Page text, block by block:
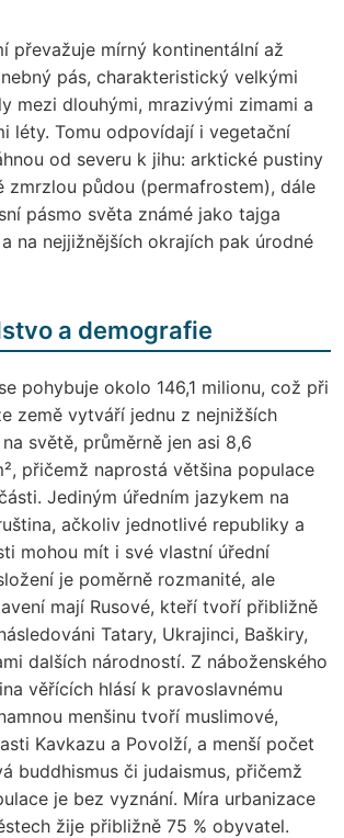
převažuje mírný kontinentální až
pás, charakteristický velkými
mezi dlouhými, mrazivými zimami a
léty. Tomu odpovídají i vegetační
od severu k jihu: arktické pustiny
zmrzlou půdou (permafrostem), dále
pásmo světa známé jako tajga
na nejjižnějších okrajích pak úrodné
a demografie
pohybuje okolo 146,1 milionu, což při
země vytváří jednu z nejnižších
světě, průměrně jen asi 8,6
přičemž naprostá většina populace
Jediným úředním jazykem na
ačkoliv jednotlivé republiky a
mohou mít i své vlastní úřední
je poměrně rozmanité, ale
mají Rusové, kteří tvoří přibližně
Tatary, Ukrajinci, Baškiry,
dalších národností. Z náboženského
věřících hlásí k pravoslavnému
menšinu tvoří muslimové,
Kavkazu a Povolží, a menší počet
buddhismus či judaismus, přičemž
je bez vyznání. Míra urbanizace
žije přibližně 75 % obyvatel.